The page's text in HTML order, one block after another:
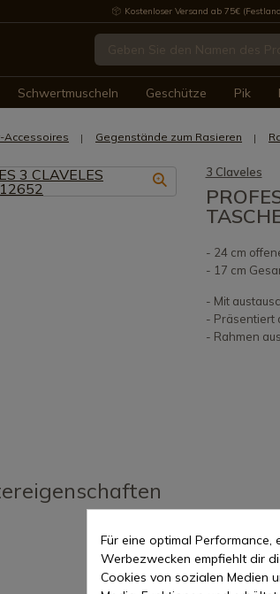
Kostenloser Versand ab 75€
Schwertmuscheln Geschütze Pik
Accessoires Gegenstände zum Rasieren
3 Claveles
- 24 cm
- 17 cm
- Mit
- Präsentiert
- Rahmen
Für eine optimal
Werbezwecken empfiehlt dir
Cookies von sozialen Medien